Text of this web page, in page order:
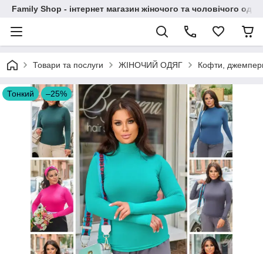
Family Shop - інтернет магазин жіночого та чоловічого
Товари та послуги ЖІНОЧИЙ ОДЯГ Кофти,
Тонкий –25%